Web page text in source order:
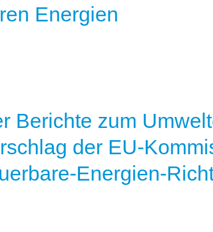
Energien
Berichte zum
der EU-
Energien-